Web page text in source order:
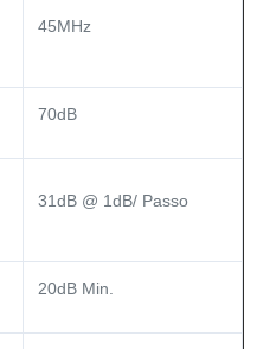
45MHz
70dB
31dB @ 1dB/ Passo
20dB Min.